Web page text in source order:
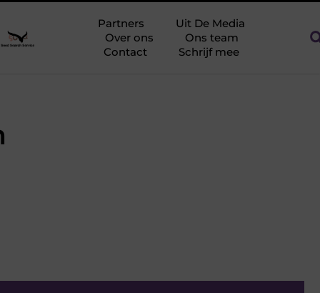
Partners
Uit De Media
Over ons
Ons team
Contact
Schrijf mee